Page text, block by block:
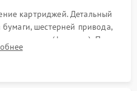
картриджей. Детальный
шестерней привода,
(фьюзера). Поиск
деталей.